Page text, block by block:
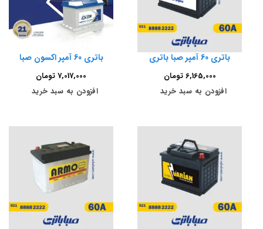
باتری 60 آمپر صبا باتری
6,165,000 تومان
افزودن به سبد خرید
باتری 60 آمپر اکسون صبا
7,017,000تومان
افزودن به سبد خرید